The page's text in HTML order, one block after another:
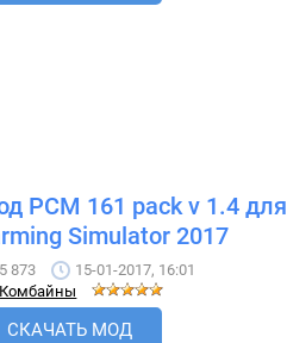
РСМ 161 pack v 1.4 для
Simulator 2017
5 873
15-01-2017, 16:01
Комбайны
СКАЧАТЬ МОД